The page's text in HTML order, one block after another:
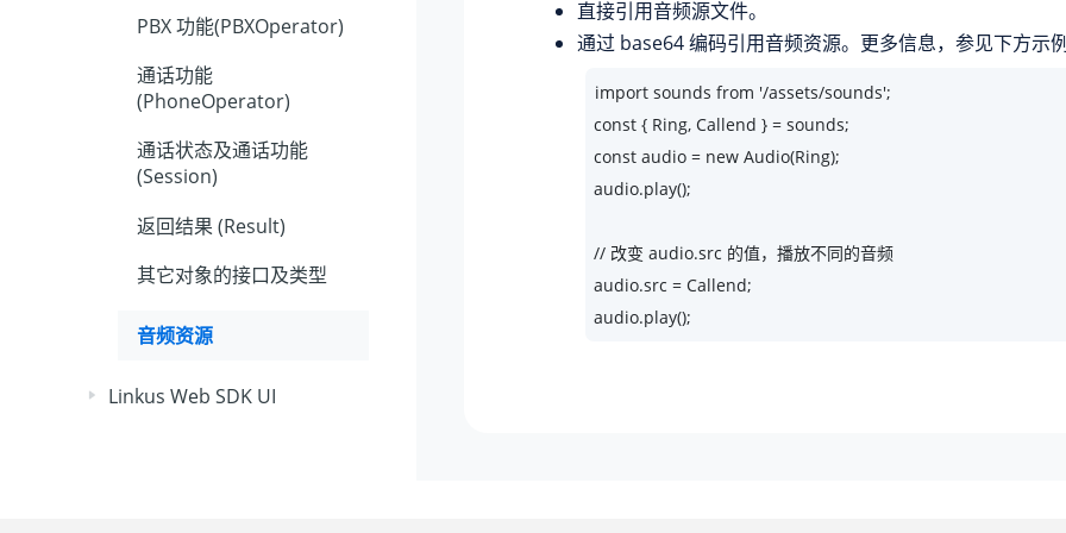
PBX 功能(PBXOperator)
通话功能
(PhoneOperator)
通话状态及通话功能
(Session)
返回结果 (Result)
其它对象的接口及类型
音频资源
Linkus Web SDK UI
直接引用音频源文件。
通过 base64 编码引用音频资源。更多信息，参见下方示
import sounds from '/assets/sounds';
const { Ring, Callend } = sounds;
const audio = new Audio(Ring);
audio.play();
// 改变 audio.src 的值，播放不同的音频
audio.src = Callend;
audio.play();